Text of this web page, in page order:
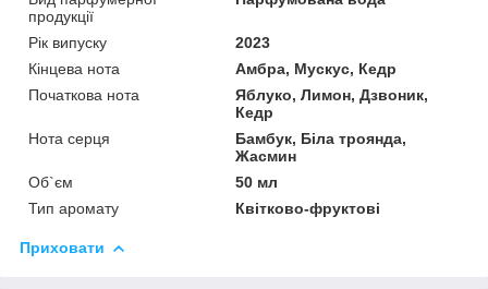
продукції
Рік випуску
2023
Кінцева нота
Амбра, Мускус, Кедр
Початкова нота
Яблуко, Лимон, Дзвоник,
Кедр
Нота серця
Бамбук, Біла троянда,
Жасмин
Об`єм
50 мл
Тип аромату
Квітково-фруктові
Приховати